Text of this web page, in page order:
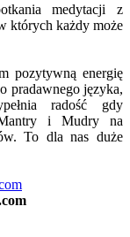
medytacji z
których każdy może
pozytywną energię
pradawnego języka,
radość gdy
i Mudry na
To dla nas duże